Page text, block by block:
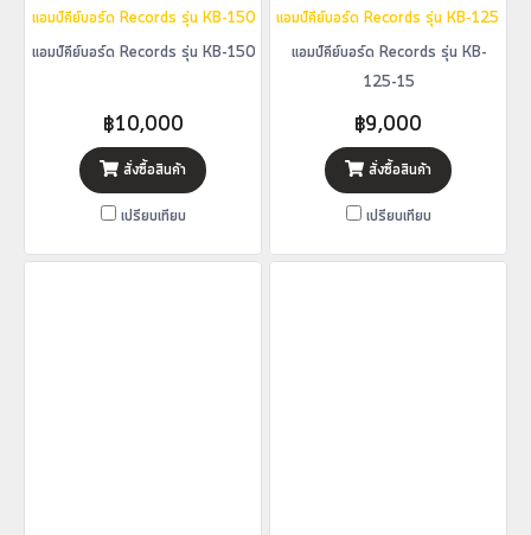
แอมป์คีย์บอร์ด Records รุ่น KB-150
แอมป์คีย์บอร์ด Records รุ่น KB-150
฿10,000
สั่งซื้อสินค้า
เปรียบเทียบ
แอมป์คีย์บอร์ด Records รุ่น KB-125-15
แอมป์คีย์บอร์ด Records รุ่น KB-
125-15
฿9,000
สั่งซื้อสินค้า
เปรียบเทียบ